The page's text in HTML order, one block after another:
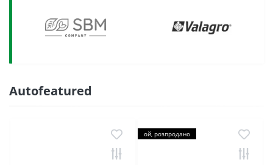
Autofeatured
ой, розпродано